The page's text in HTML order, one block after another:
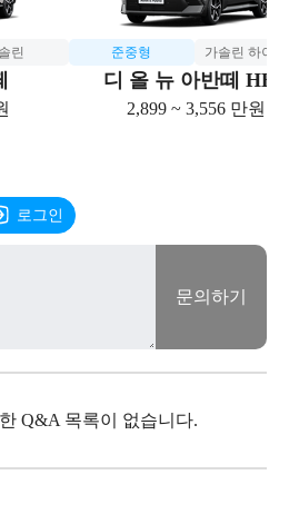
린 준중형 가솔린 하이
디 올 뉴 아반떼 HEV
2,899 ~ 3,556 만원
로그인
문의하기
Q&A 목록이 없습니다.